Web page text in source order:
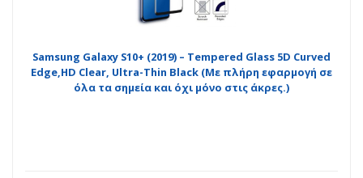
Samsung Galaxy S10+ (2019) – Tempered Glass 5D Curved
Edge,HD Clear, Ultra-Thin Black (Με πλήρη εφαρμογή σε
όλα τα σημεία και όχι μόνο στις άκρες.)